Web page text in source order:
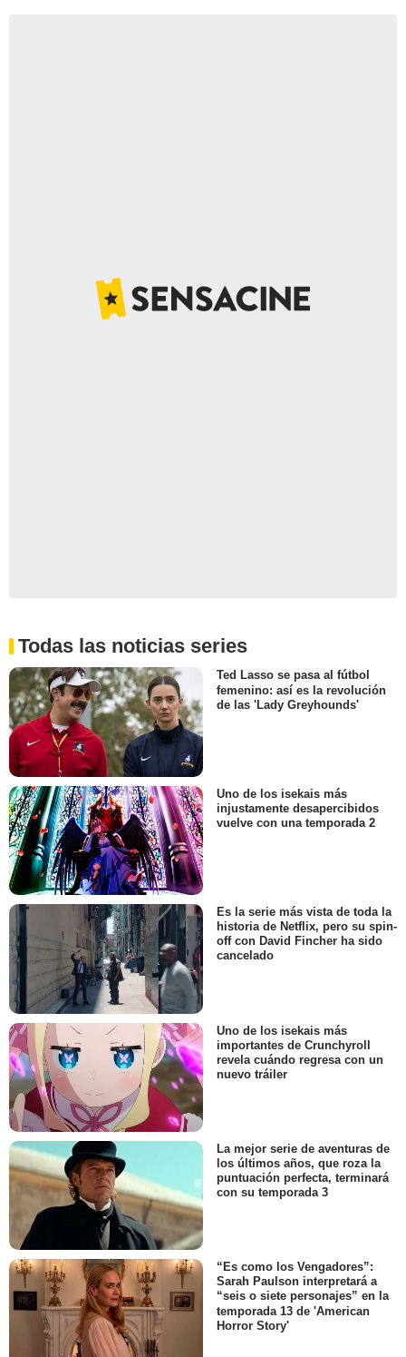
Todas las noticias series
Ted Lasso se pasa al fútbol
femenino: así es la revolución
de las 'Lady Greyhounds'
Uno de los isekais más
injustamente desapercibidos
vuelve con una temporada 2
Es la serie más vista de toda la
historia de Netflix, pero su spin-
off con David Fincher ha sido
cancelado
Uno de los isekais más
importantes de Crunchyroll
revela cuándo regresa con un
nuevo tráiler
La mejor serie de aventuras de
los últimos años, que roza la
puntuación perfecta, terminará
con su temporada 3
“Es como los Vengadores”:
Sarah Paulson interpretará a
“seis o siete personajes” en la
temporada 13 de 'American
Horror Story'